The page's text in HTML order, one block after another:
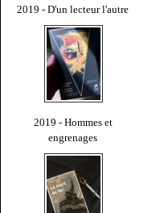
2019 - D'un lecteur l'autre
2019 - Hommes et
engrenages